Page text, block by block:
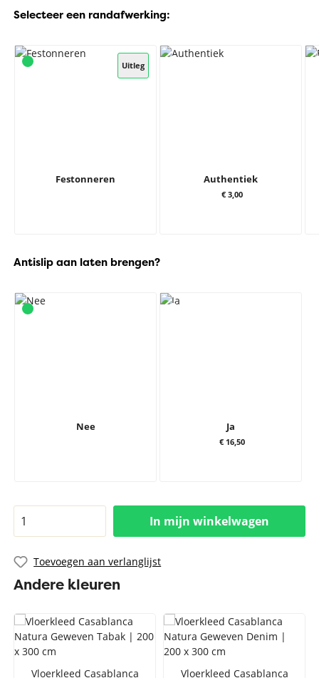
Selecteer een randafwerking:
Uitleg
Festonneren Authentiek
€ 3,00
Antislip aan laten brengen?
Nee Ja
€ 16,50
In mijn winkelwagen
Toevoegen aan verlanglijst
Andere kleuren
Vloerkleed Casablanca Vloerkleed Casablanca